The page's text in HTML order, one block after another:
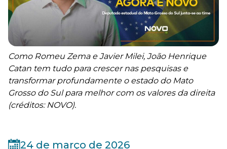
Como Romeu Zema e Javier Milei, João Henrique
Catan tem tudo para crescer nas pesquisas e
transformar profundamente o estado do Mato
Grosso do Sul para melhor com os valores da direita
(créditos: NOVO).
24 de março de 2026